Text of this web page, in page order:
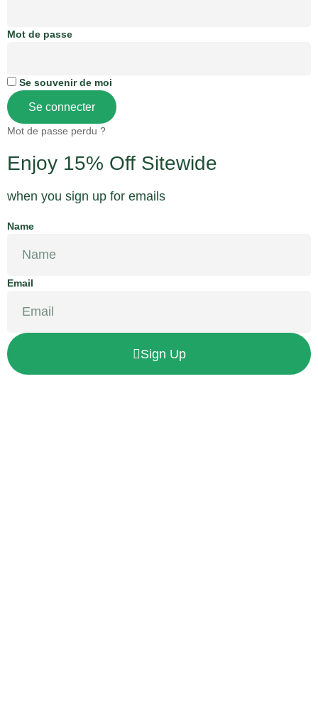
Mot de passe
Se souvenir de moi
Se connecter
Mot de passe perdu ?
Enjoy 15% Off Sitewide
when you sign up for emails
Name
Email
Sign Up